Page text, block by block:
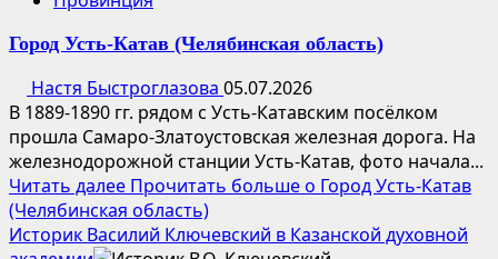
Город Усть-Катав (Челябинская область)
Настя Быстроглазова 05.07.2026
В 1889-1890 гг. рядом с Усть-Катавским посёлком
прошла Самаро-Златоустовская железная дорога. На
железнодорожной станции Усть-Катав, фото начала...
Читать далее Прочитать больше о Город Усть-Катав
(Челябинская область)
Историк Василий Ключевский в Казанской духовной